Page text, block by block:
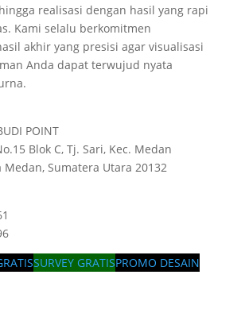
realisasi dengan hasil yang rapi
Kami selalu berkomitmen
akhir yang presisi agar visualisasi
Anda dapat terwujud nyata
POINT
Blok C, Tj. Sari, Kec. Medan
Medan, Sumatera Utara 20132
SURVEY GRATISPROMO DESAIN